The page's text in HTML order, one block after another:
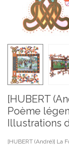
[HUBERT
Poème
Illustrations
[HUBERT (André)] La